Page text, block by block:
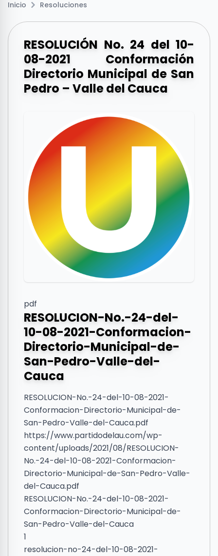
Inicio Resoluciones
RESOLUCIÓN No. 24 del 10-
08-2021 Conformación
Directorio Municipal de San
Pedro – Valle del Cauca
pdf
RESOLUCION-No.-24-del-
10-08-2021-Conformacion-
Directorio-Municipal-de-
San-Pedro-Valle-del-
Cauca
RESOLUCION-No.-24-del-10-08-2021-
Conformacion-Directorio-Municipal-de-
San-Pedro-Valle-del-Cauca.pdf
https://www.partidodelau.com/wp-
content/uploads/2021/08/RESOLUCION-
No.-24-del-10-08-2021-Conformacion-
Directorio-Municipal-de-San-Pedro-Valle-
del-Cauca.pdf
RESOLUCION-No.-24-del-10-08-2021-
Conformacion-Directorio-Municipal-de-
San-Pedro-Valle-del-Cauca
1
resolucion-no-24-del-10-08-2021-